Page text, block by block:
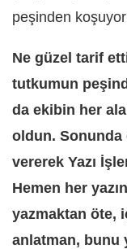
peşinden
Ne güzel tarif
tutkumun
da ekibin her
oldun. Sonunda
vererek Yazı
Hemen her
yazmaktan öte,
anlatman, bunu